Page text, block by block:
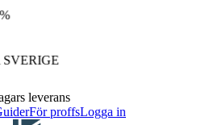
leverans
För proffsLogga in